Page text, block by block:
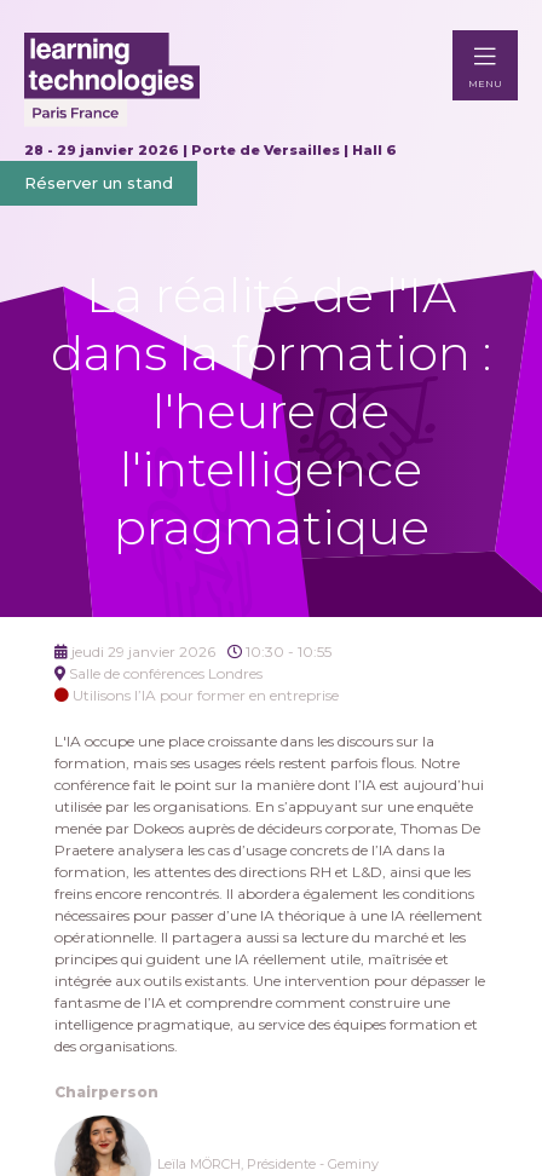
28 - 29 janvier 2026 | Porte de Versailles | Hall 6
Réserver un stand
MENU
La réalité de l'IA
dans la formation :
l'heure de
l'intelligence
pragmatique
jeudi 29 janvier 2026
10:30 - 10:55
Salle de conférences Londres
Utilisons l’IA pour former en entreprise
L'IA occupe une place croissante dans les discours sur la
formation, mais ses usages réels restent parfois flous. Notre
conférence fait le point sur la manière dont l’IA est aujourd’hui
utilisée par les organisations. En s’appuyant sur une enquête
menée par Dokeos auprès de décideurs corporate, Thomas De
Praetere analysera les cas d’usage concrets de l’IA dans la
formation, les attentes des directions RH et L&D, ainsi que les
freins encore rencontrés. Il abordera également les conditions
nécessaires pour passer d’une IA théorique à une IA réellement
opérationnelle. Il partagera aussi sa lecture du marché et les
principes qui guident une IA réellement utile, maîtrisée et
intégrée aux outils existants. Une intervention pour dépasser le
fantasme de l’IA et comprendre comment construire une
intelligence pragmatique, au service des équipes formation et
des organisations.
Chairperson
Leïla MÖRCH, Présidente - Geminy